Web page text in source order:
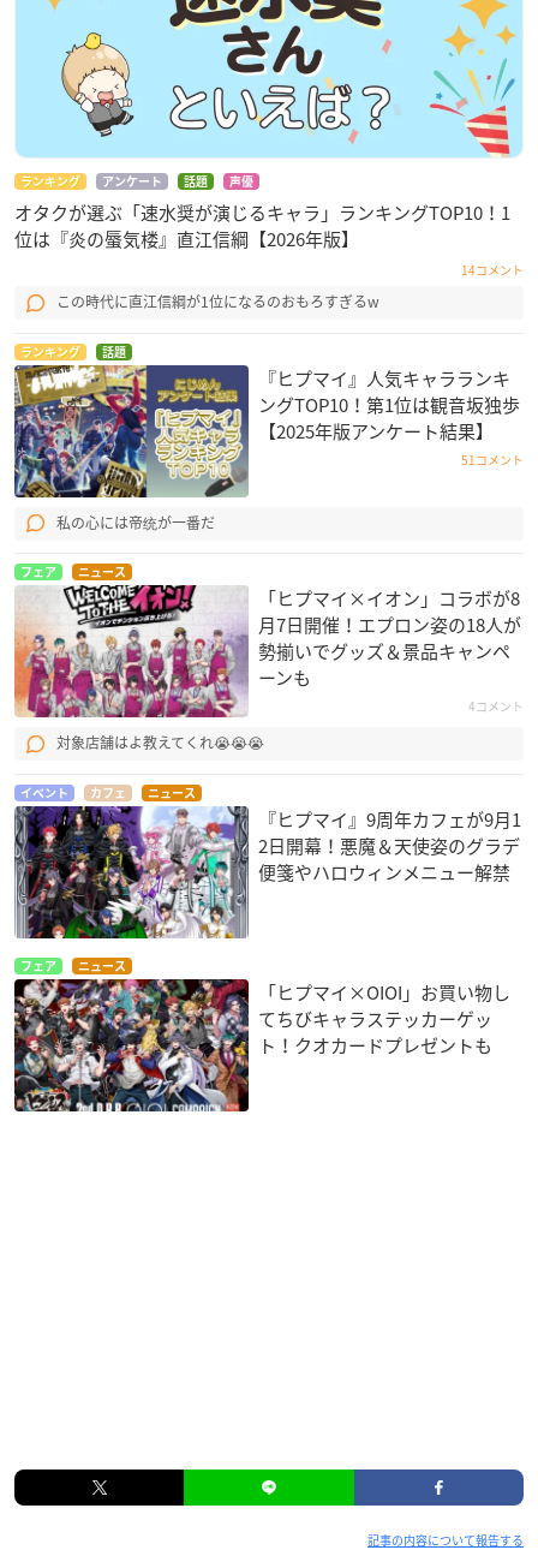
ランキング アンケート 話題 声優
オタクが選ぶ「速水奨が演じるキャラ」ランキングTOP10！1
位は『炎の蜃気楼』直江信綱【2026年版】
14コメント
この時代に直江信綱が1位になるのおもろすぎるw
ランキング 話題
『ヒプマイ』人気キャラランキ
ングTOP10！第1位は観音坂独歩
【2025年版アンケート結果】
51コメント
私の心には帝统が一番だ
フェア ニュース
「ヒプマイ×イオン」コラボが8
月7日開催！エプロン姿の18人が
勢揃いでグッズ＆景品キャンペ
ーンも
4コメント
対象店舗はよ教えてくれ😭😭😭
イベント カフェ ニュース
『ヒプマイ』9周年カフェが9月1
2日開幕！悪魔＆天使姿のグラデ
便箋やハロウィンメニュー解禁
フェア ニュース
「ヒプマイ×OIOI」お買い物し
てちびキャラステッカーゲッ
ト！クオカードプレゼントも
記事の内容について報告する